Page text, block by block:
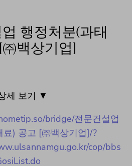
행정처분(과태
백상기업]
세 보기 ▼
bridge/전문건설업
료) 공고 [㈜백상기업]/?
cop/bbs